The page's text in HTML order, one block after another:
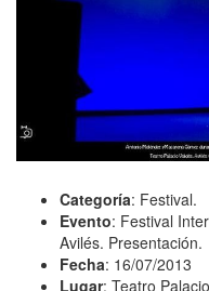
Categoría: Festival.
Evento: Festival
Avilés. Presentación.
Fecha: 16/07/2013
Lugar: Teatro